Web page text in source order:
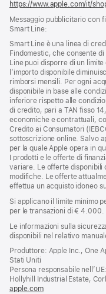
https://www.apple.com/it/
Messaggio pubblicitario con
Smart Line:
Smart Line è una linea di
Findomestic, che consente
Line puoi disporre di un
l’importo disponibile
rimborsi mensili. Per ogni
disponibile in base alle
inferiore rispetto alle
di credito, pari a TAN fisso
economiche e contrattuali,
Credito ai Consumatori
sottoscrizione online. Salvo
per la quale Apple opera in
I prodotti e le offerte di
variare. Le offerte disponibili
modifiche. Le offerte
effettua un acquisto idoneo
Si applicano il limite minimo
per le transazioni di € 4.000.
Le informazioni sulla
disponibili nel relativo
Produttore: Apple Inc., One
Stati Uniti
Persona responsabile
Hollyhill Industrial Estate,
apple.com(si